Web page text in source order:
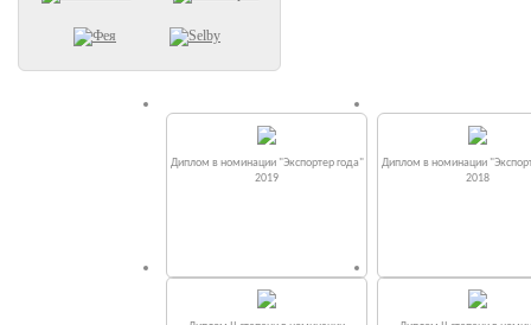
Диплом в номинации "Экспортер года"
2019
Диплом в номинации
2018